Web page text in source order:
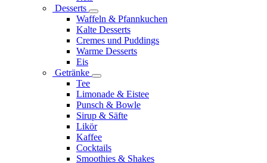
Desserts
Waffeln & Pfannkuchen
Kalte Desserts
Cremes und Puddings
Warme Desserts
Eis
Getränke
Tee
Limonade & Eistee
Punsch & Bowle
Sirup & Säfte
Likör
Kaffee
Cocktails
Smoothies & Shakes